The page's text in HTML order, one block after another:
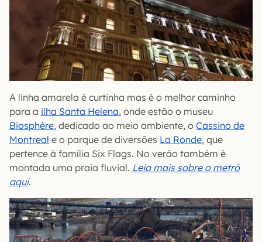
A linha amarela é curtinha mas é o melhor caminho
para a ilha Santa Helena, onde estão o museu
Biosphère, dedicado ao meio ambiente, o Cassino de
Montreal e o parque de diversões La Ronde, que
pertence à família Six Flags. No verão também é
montada uma praia fluvial. Leia mais sobre o metrô
aqui.